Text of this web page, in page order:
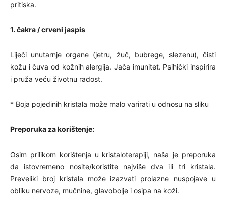
pritiska.
1. čakra / crveni jaspis
Liječi unutarnje organe (jetru, žuč, bubrege, slezenu), čisti
kožu i čuva od kožnih alergija. Jača imunitet. Psihički inspirira
i pruža veću životnu radost.
* Boja pojedinih kristala može malo varirati u odnosu na sliku
Preporuka za korištenje:
Osim prilikom korištenja u kristaloterapiji, naša je preporuka
da istovremeno nosite/koristite najviše dva ili tri kristala.
Preveliki broj kristala može izazvati prolazne nuspojave u
obliku nervoze, mučnine, glavobolje i osipa na koži.